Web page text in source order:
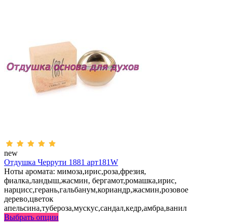
new
Отдушка Черрути 1881 арт181W
Ноты аромата: мимоза,ирис,роза,фрезия,
фиалка,ландыш,жасмин, бергамот,ромашка,ирис,
нарцисс,герань,гальбанум,кориандр,жасмин,розовое
дерево,цветок
апельсина,тубероза,мускус,сандал,кедр,амбра,ванил
Выбрать опции